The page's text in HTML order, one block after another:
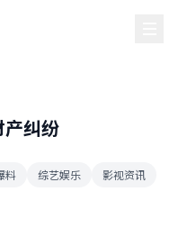
纠纷
料 综艺娱乐
影视资讯